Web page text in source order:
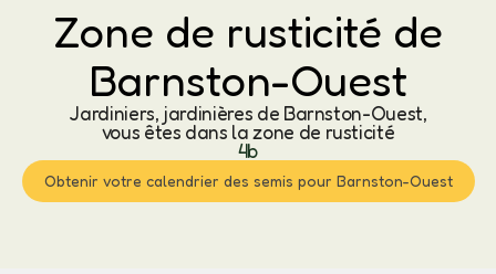
Zone de rusticité de
Barnston-Ouest
Jardiniers, jardinières de Barnston-Ouest,
vous êtes dans la zone de rusticité
4b
Obtenir votre calendrier des semis pour Barnston-Ouest